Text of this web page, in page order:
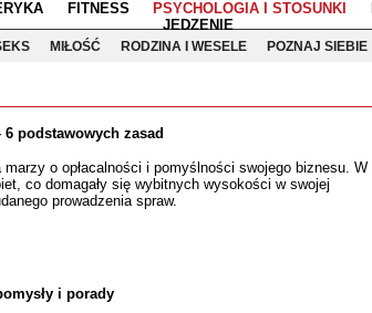
FITNESS PSYCHOLOGIA I STOSUNKI
JEDZENIE
MIŁOŚĆ RODZINA I WESELE POZNAJ SIEBIE
podstawowych zasad
o opłacalności i pomyślności swojego biznesu. W
co domagały się wybitnych wysokości w swojej
prowadzenia spraw.
i porady